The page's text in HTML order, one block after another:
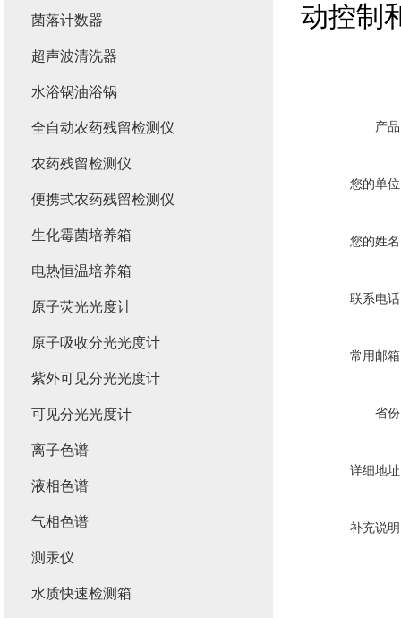
动控制
产
您的单
您的姓
联系电
常用邮
省
详细地
补充说
菌落计数器
超声波清洗器
水浴锅油浴锅
全自动农药残留检测仪
农药残留检测仪
便携式农药残留检测仪
生化霉菌培养箱
电热恒温培养箱
原子荧光光度计
原子吸收分光光度计
紫外可见分光光度计
可见分光光度计
离子色谱
液相色谱
气相色谱
测汞仪
水质快速检测箱